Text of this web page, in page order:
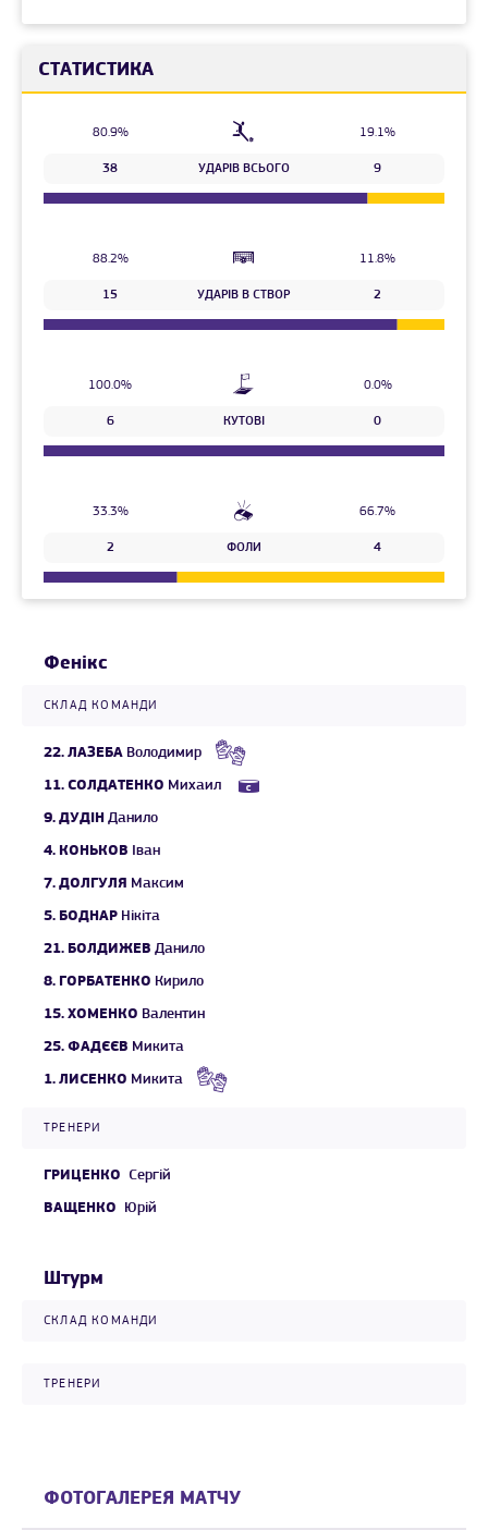
СТАТИСТИКА
80.9% 19.1%
38 УДАРІВ ВСЬОГО 9
88.2% 11.8%
15 УДАРІВ В СТВОР 2
100.0% 0.0%
6 КУТОВІ 0
33.3% 66.7%
2 ФОЛИ 4
Фенікс
СКЛАД КОМАНДИ
22. ЛАЗЕБА Володимир
11. СОЛДАТЕНКО Михаил
9. ДУДІН Данило
4. КОНЬКОВ Іван
7. ДОЛГУЛЯ Максим
5. БОДНАР Нікіта
21. БОЛДИЖЕВ Данило
8. ГОРБАТЕНКО Кирило
15. ХОМЕНКО Валентин
25. ФАДЄЄВ Микита
1. ЛИСЕНКО Микита
ТРЕНЕРИ
ГРИЦЕНКО Сергій
ВАЩЕНКО Юрій
Штурм
СКЛАД КОМАНДИ
ТРЕНЕРИ
ФОТОГАЛЕРЕЯ МАТЧУ